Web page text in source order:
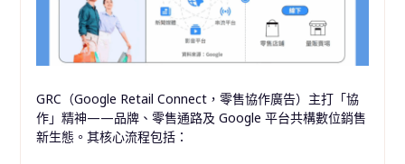
GRC（Google Retail Connect，零售協作廣告）主打「協
作」精神——品牌、零售通路及 Google 平台共構數位銷售
新生態。其核心流程包括：